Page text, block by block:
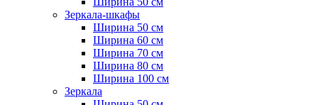
Зеркала-шкафы
Ширина 50 см
Ширина 60 см
Ширина 70 см
Ширина 80 см
Ширина 100 см
Зеркала